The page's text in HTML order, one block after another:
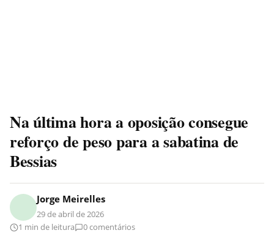
Na última hora a oposição consegue
reforço de peso para a sabatina de
Bessias
Jorge Meirelles
29 de abril de 2026
1 min de leitura
0 comentários